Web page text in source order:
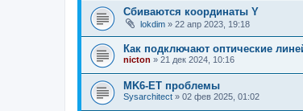
Сбиваются координаты Y
lokdim » 22 апр 2023, 19:18
Как подключают оптические
nicton » 21 дек 2024, 10:16
MK6-ET проблемы
Sysarchitect » 02 фев 2025, 01:02